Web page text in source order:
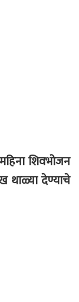
शिवभोजन
थाळ्या देण्याचे